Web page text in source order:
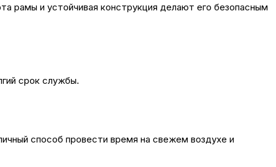
рамы и устойчивая конструкция делают его безопасным
срок службы.
способ провести время на свежем воздухе и